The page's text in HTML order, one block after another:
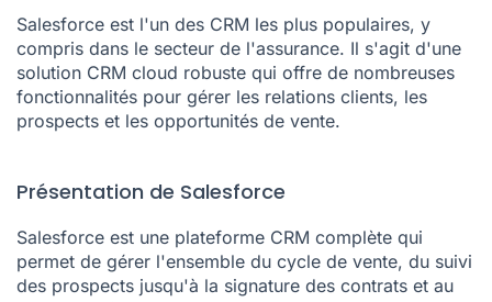
Salesforce est l'un des CRM les plus populaires, y
compris dans le secteur de l'assurance. Il s'agit d'une
solution CRM cloud robuste qui offre de nombreuses
fonctionnalités pour gérer les relations clients, les
prospects et les opportunités de vente.
Présentation de Salesforce
Salesforce est une plateforme CRM complète qui
permet de gérer l'ensemble du cycle de vente, du suivi
des prospects jusqu'à la signature des contrats et au